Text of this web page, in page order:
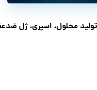
تولید محلول، اسپری، ژل